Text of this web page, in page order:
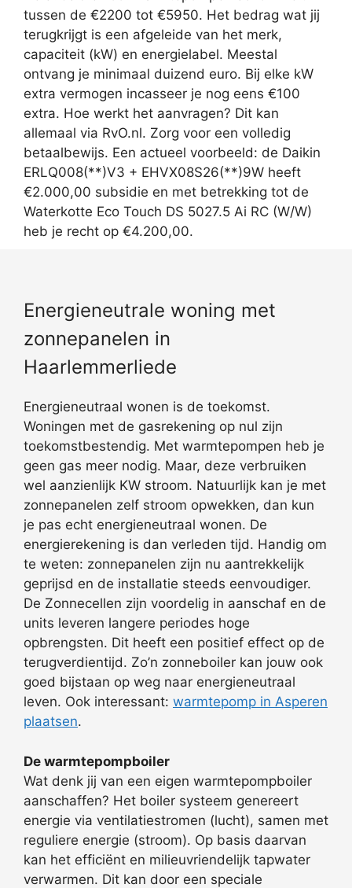
tussen de €2200 tot €5950. Het bedrag wat jij
terugkrijgt is een afgeleide van het merk,
capaciteit (kW) en energielabel. Meestal
ontvang je minimaal duizend euro. Bij elke kW
extra vermogen incasseer je nog eens €100
extra. Hoe werkt het aanvragen? Dit kan
allemaal via RvO.nl. Zorg voor een volledig
betaalbewijs. Een actueel voorbeeld: de Daikin
ERLQ008(**)V3 + EHVX08S26(**)9W heeft
€2.000,00 subsidie en met betrekking tot de
Waterkotte Eco Touch DS 5027.5 Ai RC (W/W)
heb je recht op €4.200,00.
Energieneutrale woning met
zonnepanelen in
Haarlemmerliede
Energieneutraal wonen is de toekomst.
Woningen met de gasrekening op nul zijn
toekomstbestendig. Met warmtepompen heb je
geen gas meer nodig. Maar, deze verbruiken
wel aanzienlijk KW stroom. Natuurlijk kan je met
zonnepanelen zelf stroom opwekken, dan kun
je pas echt energieneutraal wonen. De
energierekening is dan verleden tijd. Handig om
te weten: zonnepanelen zijn nu aantrekkelijk
geprijsd en de installatie steeds eenvoudiger.
De Zonnecellen zijn voordelig in aanschaf en de
units leveren langere periodes hoge
opbrengsten. Dit heeft een positief effect op de
terugverdientijd. Zo’n zonneboiler kan jouw ook
goed bijstaan op weg naar energieneutraal
leven. Ook interessant: warmtepomp in Asperen
plaatsen.
De warmtepompboiler
Wat denk jij van een eigen warmtepompboiler
aanschaffen? Het boiler systeem genereert
energie via ventilatiestromen (lucht), samen met
reguliere energie (stroom). Op basis daarvan
kan het efficiënt en milieuvriendelijk tapwater
verwarmen. Dit kan door een speciale